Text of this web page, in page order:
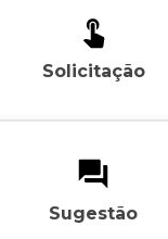
Solicitação
Sugestão